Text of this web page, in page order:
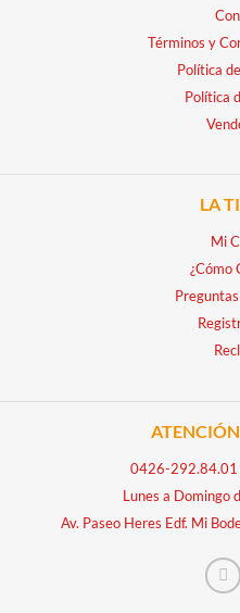
Términos y
Política
Política
LA
Mi
¿Cómo
0426-292.84.01
Lunes a Domingo
Av. Paseo Heres Edf. Mi